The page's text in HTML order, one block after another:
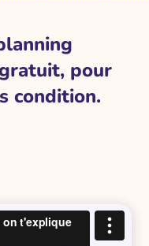
pour
condition.